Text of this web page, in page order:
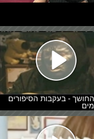
- בעקבות הסיפורים